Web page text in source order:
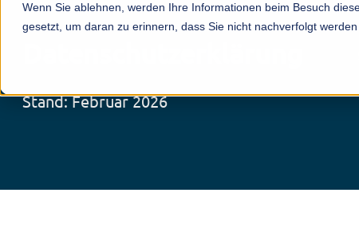
Wenn Sie ablehnen, werden Ihre Informationen beim Besuch
gesetzt, um daran zu erinnern, dass Sie nicht nachverfolgt werden
Stand: Februar 2026